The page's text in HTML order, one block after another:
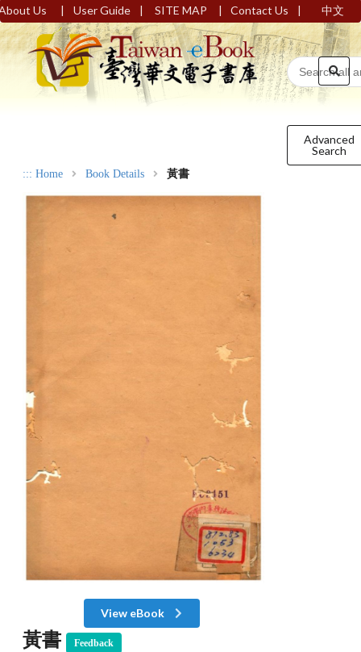
Us | User Guide | SITE MAP | Contact Us | 中文
Advanced
Search
::: Home Book Details 黃書
View eBook
黃書 Feedback